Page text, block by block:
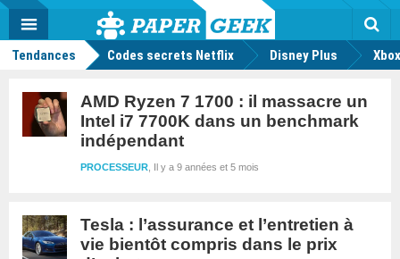
Actu
geek
MENU
Tendances Codes secrets Netflix Disney Plus
AMD Ryzen 7 1700 : il massacre un
Intel i7 7700K dans un benchmark
indépendant
Il y a 9 années et 5 mois
PROCESSEUR
Tesla : l’assurance et l’entretien à
vie bientôt compris dans le prix
Mode
FacebookTwitter Youtube